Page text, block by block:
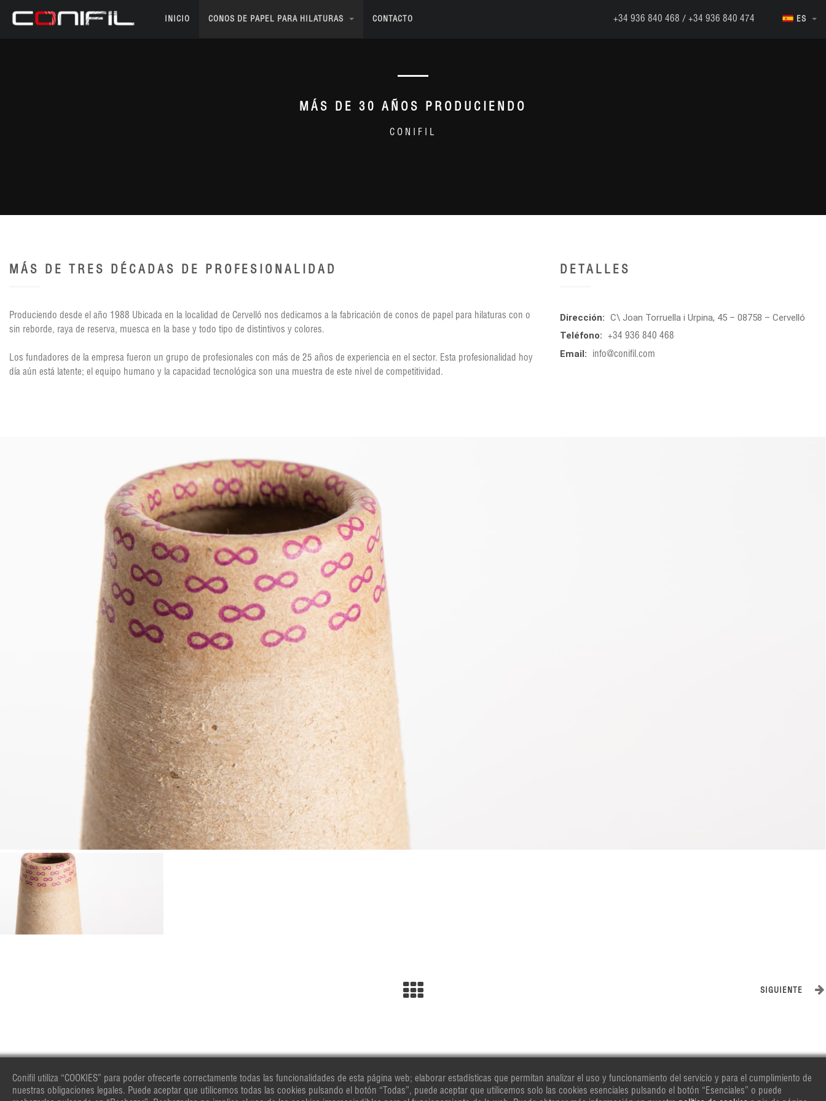
INICIO CONOS DE PAPEL PARA HILATURAS CONTACTO +34 936 840 468 / +34 936 840 474 ES
MÁS DE 30 AÑOS PRODUCIENDO
CONIFIL
MÁS DE TRES DÉCADAS DE PROFESIONALIDAD
Produciendo desde el año 1988 Ubicada en la localidad de Cervelló nos dedicamos a la fabricación de conos de papel para hilaturas con o
sin reborde, raya de reserva, muesca en la base y todo tipo de distintivos y colores.
Los fundadores de la empresa fueron un grupo de profesionales con más de 25 años de experiencia en el sector. Esta profesionalidad hoy
día aún está latente; el equipo humano y la capacidad tecnológica son una muestra de este nivel de competitividad.
DETALLES
Dirección: C\ Joan Torruella i Urpina, 45 – 08758 – Cervelló
Teléfono:
+34 936 840 468
Email: info@conifil.com
SIGUIENTE
Conifil utiliza “COOKIES” para poder ofrecerte correctamente todas las funcionalidades de esta página web; elaborar estadísticas que permitan analizar el uso y funcionamiento del servicio y para el cumplimiento de
nuestras obligaciones legales. Puede aceptar que utilicemos todas las cookies pulsando el botón “Todas”, puede aceptar que utilicemos solo las cookies esenciales pulsando el botón “Esenciales” o puede